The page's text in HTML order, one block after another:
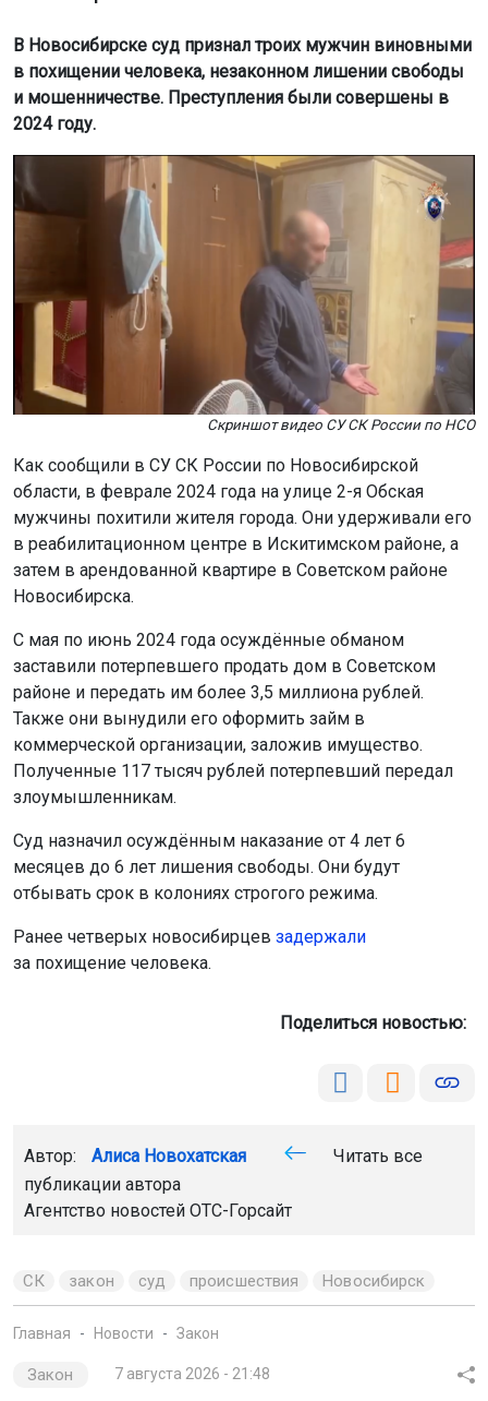
В Новосибирске суд признал троих мужчин виновными
в похищении человека, незаконном лишении свободы
и мошенничестве. Преступления были совершены в
2024 году.
Скриншот видео СУ СК России по НСО
Как сообщили в СУ СК России по Новосибирской
области, в феврале 2024 года на улице 2-я Обская
мужчины похитили жителя города. Они удерживали его
в реабилитационном центре в Искитимском районе, а
затем в арендованной квартире в Советском районе
Новосибирска.
С мая по июнь 2024 года осуждённые обманом
заставили потерпевшего продать дом в Советском
районе и передать им более 3,5 миллиона рублей.
Также они вынудили его оформить займ в
коммерческой организации, заложив имущество.
Полученные 117 тысяч рублей потерпевший передал
злоумышленникам.
Суд назначил осуждённым наказание от 4 лет 6
месяцев до 6 лет лишения свободы. Они будут
отбывать срок в колониях строгого режима.
Ранее четверых новосибирцев задержали
за похищение человека.
Поделиться новостью:
Автор: Алиса Новохатская
Читать все
публикации автора
Агентство новостей ОТС-Горсайт
СК закон суд происшествия Новосибирск
Главная Новости Закон
Закон 7 августа 2026 - 21:48